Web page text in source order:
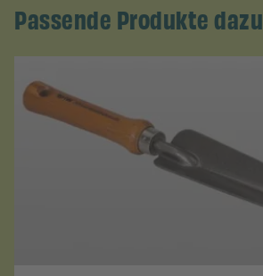
Passende Produkte dazu